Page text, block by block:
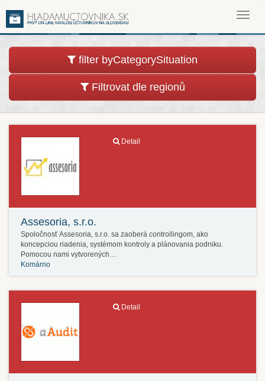
filter byCategorySituation
Filtrovat dle regionů
Detail
Assesoria, s.r.o.
Spoločnosť Assesoria, s.r.o. sa zaoberá controllingom, ako
koncepciou riadenia, systémom kontroly a plánovania podniku.
Pomocou nami vytvorených…
Komárno
Detail